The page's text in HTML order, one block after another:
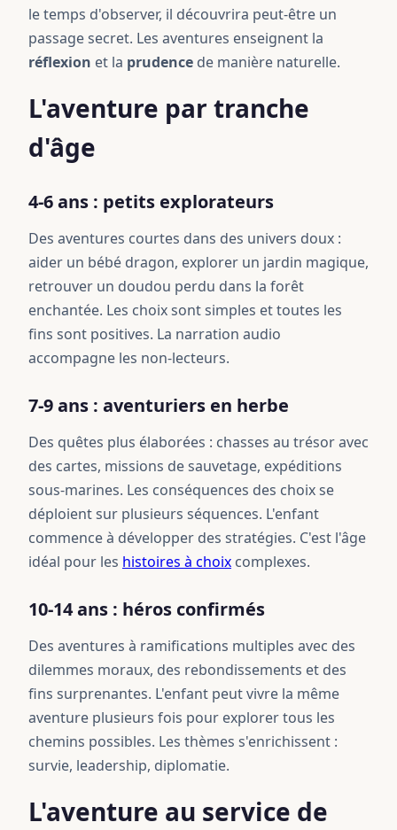
le temps d'observer, il découvrira peut-être un
passage secret. Les aventures enseignent la
réflexion et la prudence de manière naturelle.
L'aventure par tranche
d'âge
4-6 ans : petits explorateurs
Des aventures courtes dans des univers doux :
aider un bébé dragon, explorer un jardin magique,
retrouver un doudou perdu dans la forêt
enchantée. Les choix sont simples et toutes les
fins sont positives. La narration audio
accompagne les non-lecteurs.
7-9 ans : aventuriers en herbe
Des quêtes plus élaborées : chasses au trésor avec
des cartes, missions de sauvetage, expéditions
sous-marines. Les conséquences des choix se
déploient sur plusieurs séquences. L'enfant
commence à développer des stratégies. C'est l'âge
idéal pour les histoires à choix complexes.
10-14 ans : héros confirmés
Des aventures à ramifications multiples avec des
dilemmes moraux, des rebondissements et des
fins surprenantes. L'enfant peut vivre la même
aventure plusieurs fois pour explorer tous les
chemins possibles. Les thèmes s'enrichissent :
survie, leadership, diplomatie.
L'aventure au service de